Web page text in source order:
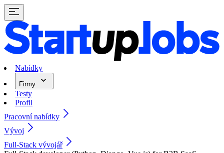
Nabídky
Firmy
Testy
Profil
Pracovní nabídky
Vývoj
Full-Stack vývojář